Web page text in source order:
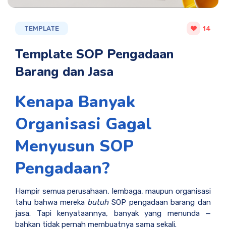
TEMPLATE 14
Template SOP Pengadaan
Barang dan Jasa
Kenapa Banyak
Organisasi Gagal
Menyusun SOP
Pengadaan?
Hampir semua perusahaan, lembaga, maupun organisasi
tahu bahwa mereka butuhSOP pengadaan barang dan
jasa. Tapi kenyataannya, banyak yang menunda —
bahkan tidak pernah membuatnya sama sekali.